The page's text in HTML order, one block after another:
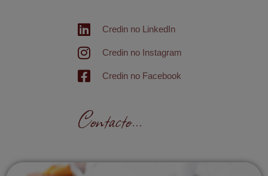
Credin no LinkedIn
Credin no Instagram
Credin no Facebook
Contacto...